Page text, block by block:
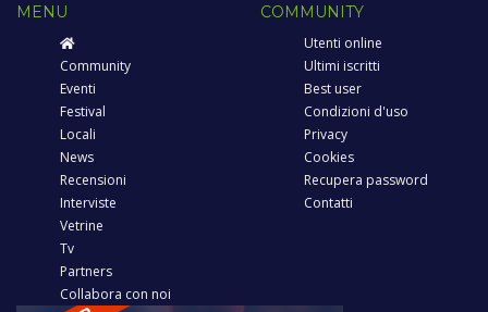
MENU
Community
Eventi
Festival
Locali
News
Recensioni
Interviste
Vetrine
Tv
Partners
Collabora con noi
COMMUNITY
Utenti online
Ultimi iscritti
Best user
Condizioni d'uso
Privacy
Cookies
Recupera password
Contatti